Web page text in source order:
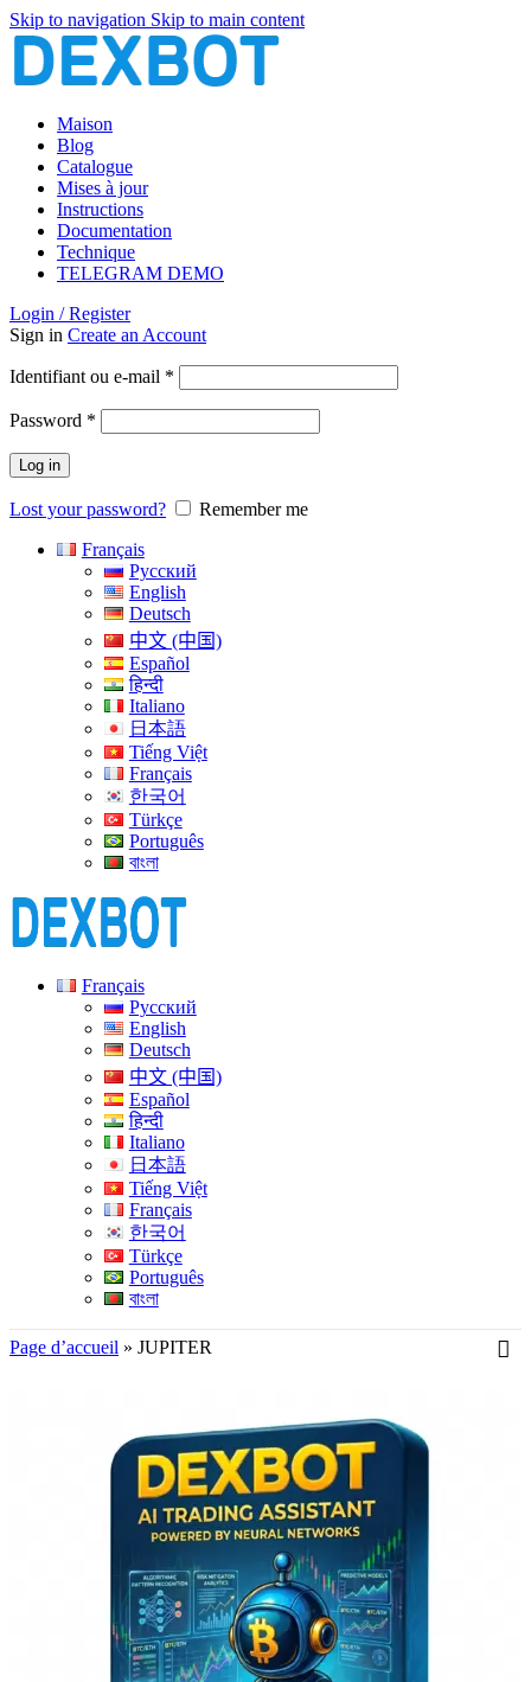
Skip to navigation Skip to main content
Maison
Blog
Catalogue
Mises à jour
Instructions
Documentation
Technique
TELEGRAM DEMO
Login / Register
Sign in Create an Account
Identifiant ou e-mail *
Password *
Log in
Lost your password?
Remember me
Français
Русский
English
Deutsch
中文 (中国)
Español
हिन्दी
Italiano
日本語
Tiếng Việt
Français
한국어
Türkçe
Português
বাংলা
Français
Русский
English
Deutsch
中文 (中国)
Español
हिन्दी
Italiano
日本語
Tiếng Việt
Français
한국어
Türkçe
Português
বাংলা
Page d’accueil » JUPITER